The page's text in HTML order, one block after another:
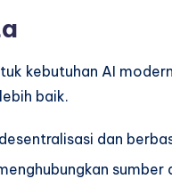
kebutuhan AI
baik.
dan
sumber